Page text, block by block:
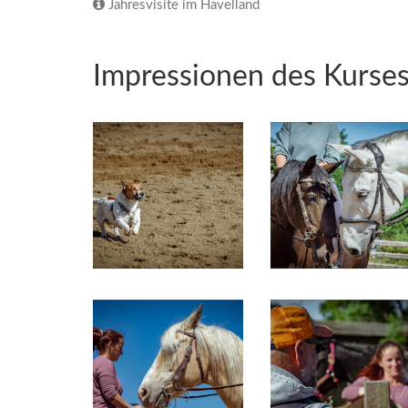
Jahresvisite im Havelland
Impressionen des